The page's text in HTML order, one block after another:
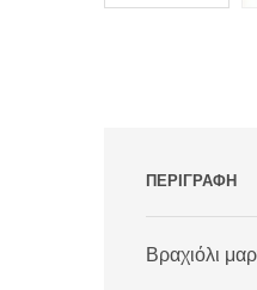
ΠΕΡΙΓΡΑΦΗ
Βραχιόλι